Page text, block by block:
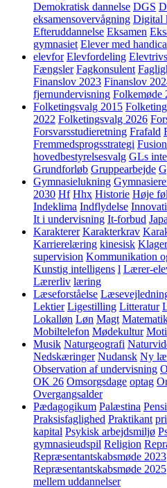
Demokratisk dannelse DGS
eksamensovervågning Digital
Efteruddannelse Eksamen
gymnasiet Elever med
elevfor Elevfordeling
Fængsler Fagkonsulent
Finanslov 2023 Finanslov
fjernundervisning Folkemøde
Folketingsvalg 2015
2022 Folketingsvalg 2026
Forsvarsstudieretning Frafald
Fremmedsprogsstrategi Fusion
hovedbestyrelsesvalg GLs
Grundforløb Gruppearbejde
Gymnasielukning
2030 Hf Hhx Historie Høje
Indeklima Indflydelse
It i undervisning It-forbud
Karakterer Karakterkrav
Karrierelæring kinesisk Klager
supervision Kommunikation
Kunstig intelligens l Lærer-
Lærerliv læring
Læseforståelse
Lektier Ligestilling Litteratur
Lokalløn Løn Magt
Mobiltelefon Mødekultur
Musik Naturgeografi
Nedskæringer Nudansk Ny
Observation af undervisning
OK 26 Omsorgsdage optag
Overgangsalder
Pædagogikum Palæstina
Praksisfaglighed Praktikant
kapital Psykisk arbejdsmiljø
gymnasieudspil Religion
Repræsentantskabsmøde 2023
Repræsentantskabsmøde 2025
mellem uddannelser